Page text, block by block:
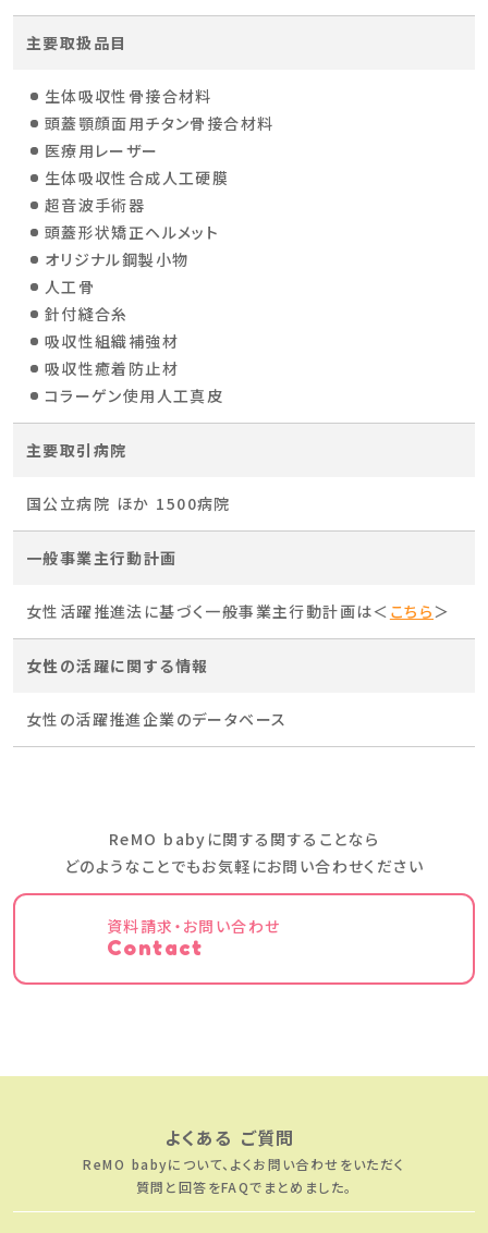
主要取扱品目
生体吸収性骨接合材料
頭蓋顎顔面用チタン骨接合材料
医療用レーザー
生体吸収性合成人工硬膜
超音波手術器
頭蓋形状矯正ヘルメット
オリジナル鋼製小物
人工骨
針付縫合糸
吸収性組織補強材
吸収性癒着防止材
コラーゲン使用人工真皮
主要取引病院
国公立病院 ほか 1500病院
一般事業主行動計画
女性活躍推進法に基づく一般事業主行動計画は＜ こちら＞
女性の活躍に関する情報
女性の活躍推進企業のデータベース
ReMO babyに関する関することなら
どのようなことでもお気軽にお問い合わせください
資料請求・お問い合わせ
Contact
よくある ご質問
ReMO babyについて、 よくお問い合わせをいただく
質問と回答をFAQでまとめました。